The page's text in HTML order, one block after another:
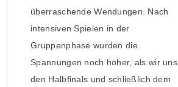
überraschende Wendungen. Nach
intensiven Spielen in der
Gruppenphase wurden die
Spannungen noch höher, als wir uns
den Halbfinals und schließlich dem